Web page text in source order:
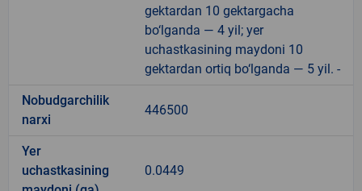
gektardan 10 gektargacha
bo‘lganda — 4 yil; yer
uchastkasining maydoni 10
gektardan ortiq bo‘lganda — 5 yil. -
Nobudgarchilik
narxi
446500
Yer
uchastkasining
0.0449